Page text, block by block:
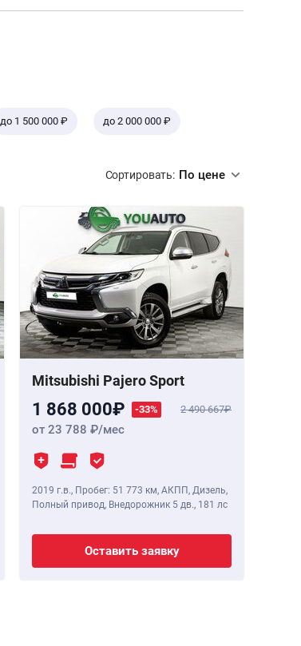
до 1 500 000 ₽ до 2 000 000 ₽
Сортировать: По цене
Mitsubishi Pajero Sport
1 868 000 -33% 2 490 667
от 23 788 /мес
2019 г.в., Пробег: 51 773 км, АКПП, Дизель,
Полный привод, Внедорожник 5 дв., 181 лс
Оставить заявку